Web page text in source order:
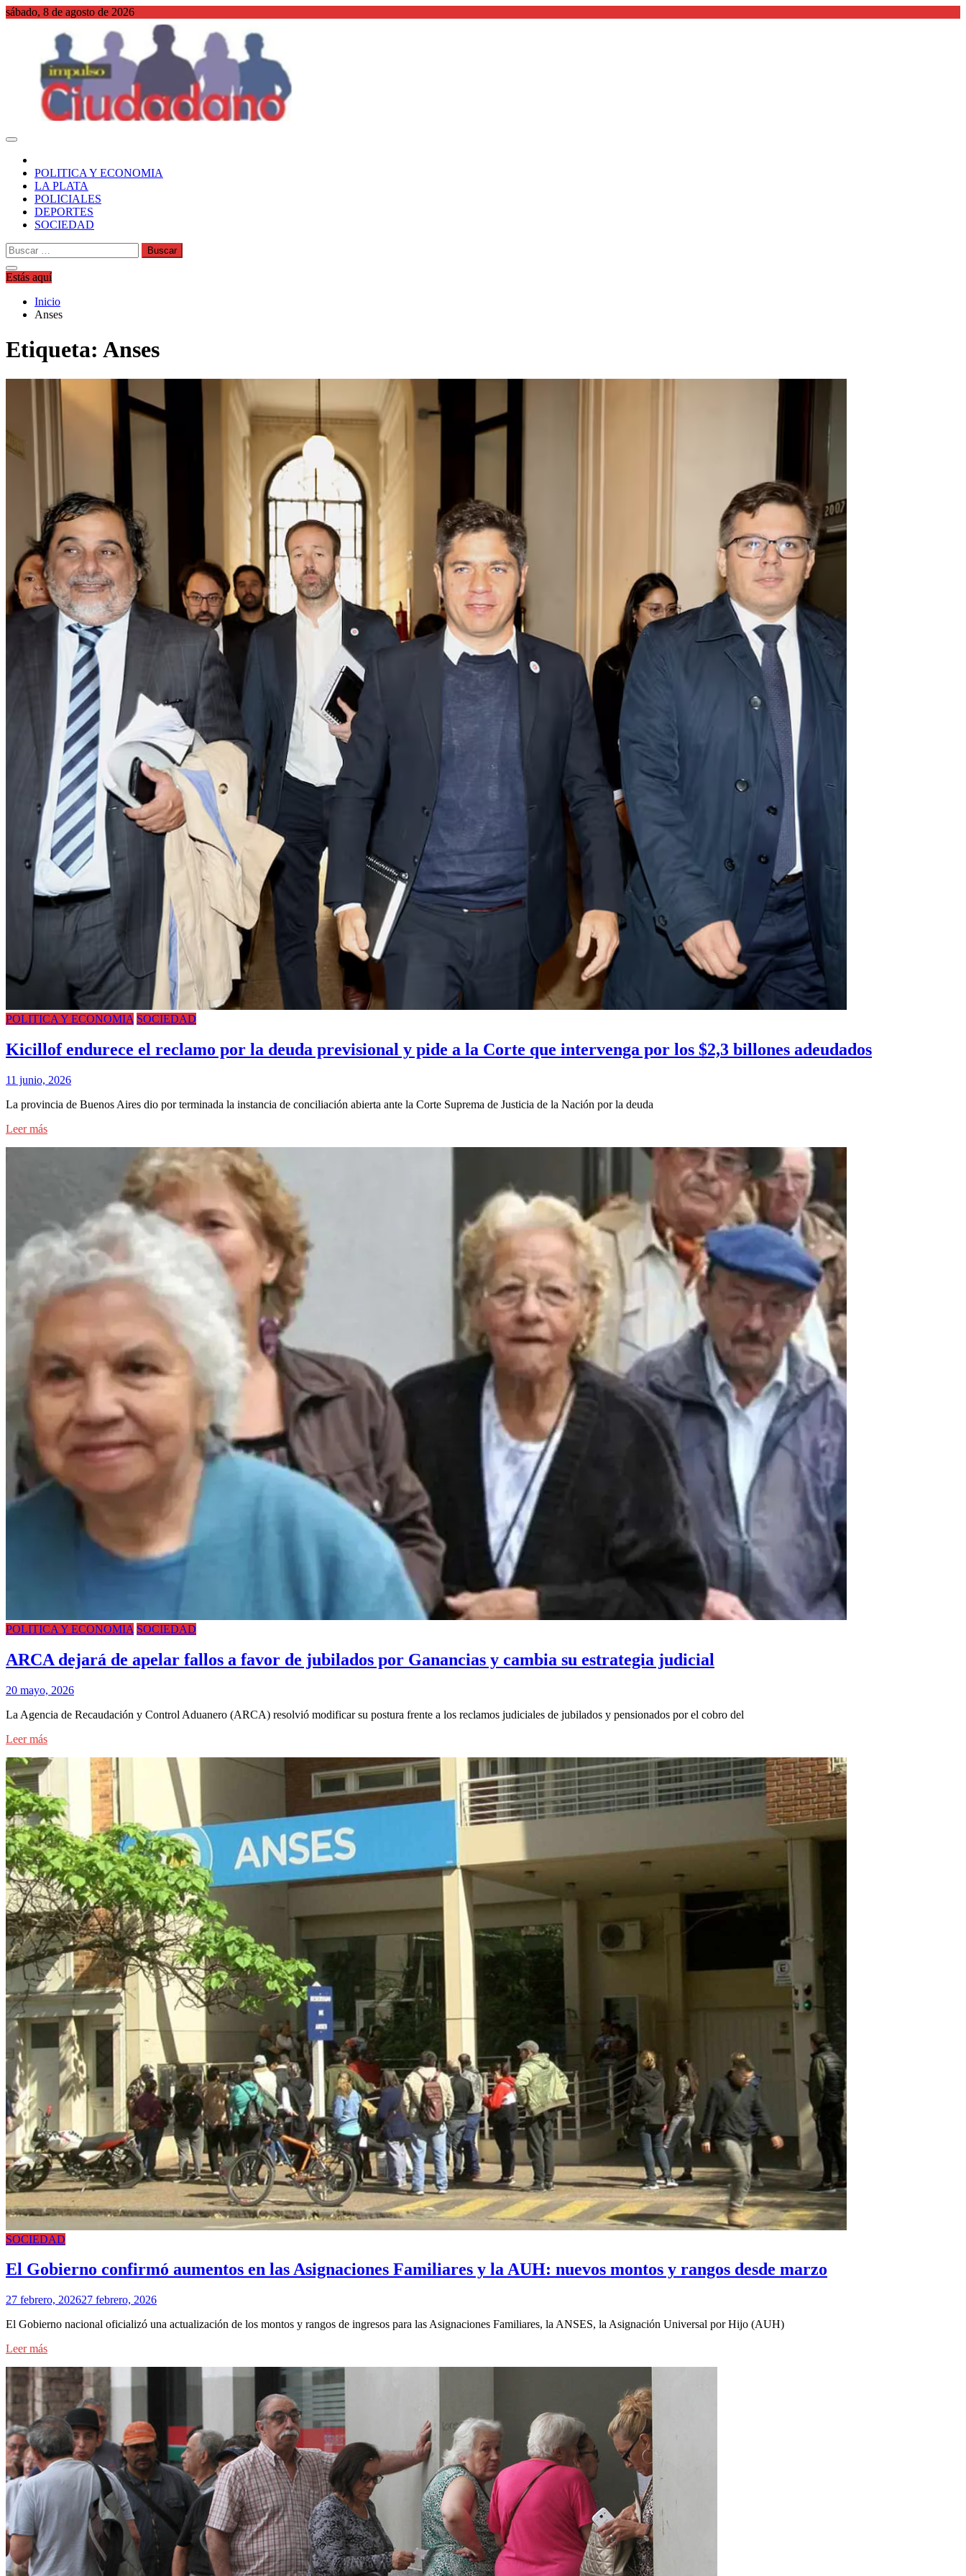
Saltar
sábado, 8 de agosto de 2026
POLITICA Y ECONOMIA
LA PLATA
POLICIALES
DEPORTES
SOCIEDAD
Buscar:
Estás aquí
Inicio
Anses
Etiqueta: Anses
POLITICA Y ECONOMIA SOCIEDAD
Kicillof endurece el reclamo por la deuda previsional y pide a la Corte que intervenga por los $2,3 billones adeudados
11 junio, 2026
La provincia de Buenos Aires dio por terminada la instancia de conciliación abierta ante la Corte Suprema de Justicia de la Nación por la deuda
Leer más
POLITICA Y ECONOMIA SOCIEDAD
ARCA dejará de apelar fallos a favor de jubilados por Ganancias y cambia su estrategia judicial
20 mayo, 2026
La Agencia de Recaudación y Control Aduanero (ARCA) resolvió modificar su postura frente a los reclamos judiciales de jubilados y pensionados por el cobro del
Leer más
SOCIEDAD
El Gobierno confirmó aumentos en las Asignaciones Familiares y la AUH: nuevos montos y rangos desde marzo
27 febrero, 202627 febrero, 2026
El Gobierno nacional oficializó una actualización de los montos y rangos de ingresos para las Asignaciones Familiares, la ANSES, la Asignación Universal por Hijo (AUH)
Leer más